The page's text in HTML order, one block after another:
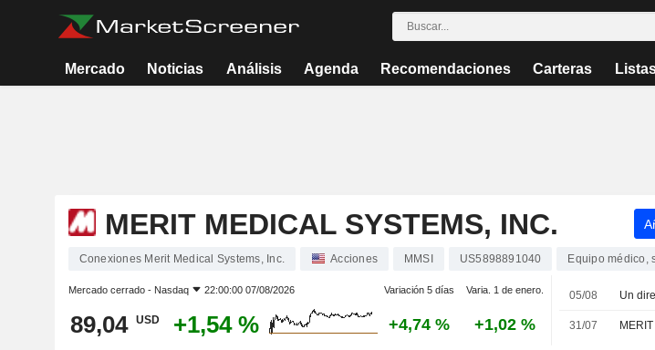
Mercado Noticias Análisis Agenda Recomendaciones Carteras
MERIT MEDICAL SYSTEMS, INC.
Conexiones Merit Medical Systems, Inc. Acciones MMSI US5898891040 Equipo médico,
Mercado cerrado - Nasdaq 22:00:00 07/08/2026 Variación 5 días Varia. 1 de enero.
89,04 USD +1,54 % +4,74 % +1,02 %
05/08
31/07